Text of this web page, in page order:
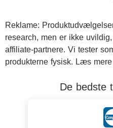
Reklame:
research, men er ikke
affiliate-partnere. Vi tester
produkterne fysisk. Læs mere
De bedste